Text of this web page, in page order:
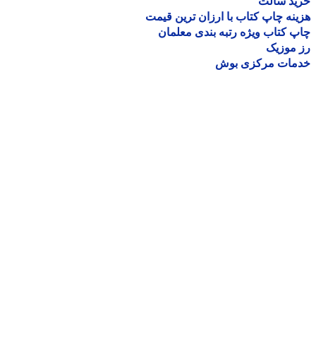
چاپ کتاب با ارزان ترین قیمت
کتاب ویژه رتبه بندی معلمان
موزیک
مرکزی بوش